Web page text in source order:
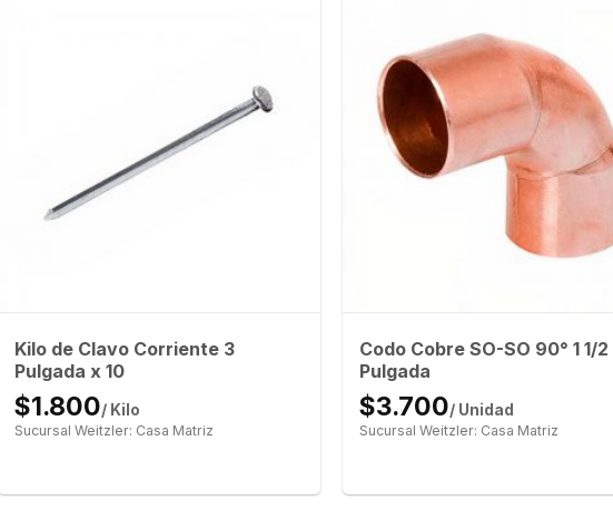
Kilo de Clavo Corriente 3
Pulgada x 10
$1.800/ Kilo
Sucursal Weitzler: Casa Matriz
Codo Cobre SO-SO 90° 1 1/2
Pulgada
$3.700/ Unidad
Sucursal Weitzler: Casa Matriz